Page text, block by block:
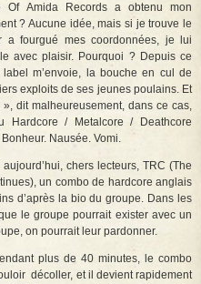
Of Amida Records a obtenu mon
? Aucune idée, mais si je trouve le
a fourgué mes coordonnées, je lui
avec plaisir. Pourquoi ? Depuis ce
m’envoie, la bouche en cul de
exploits de ses jeunes poulains. Et
dit malheureusement, dans ce cas,
Hardcore / Metalcore / Deathcore
Nausée. Vomi.
chers lecteurs, TRC (The
un combo de hardcore anglais
d’après la bio du groupe. Dans les
le groupe pourrait exister avec un
on pourrait leur pardonner.
plus de 40 minutes, le combo
décoller, et il devient rapidement